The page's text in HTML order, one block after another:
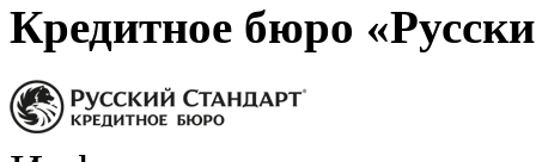
Кредитное бюро